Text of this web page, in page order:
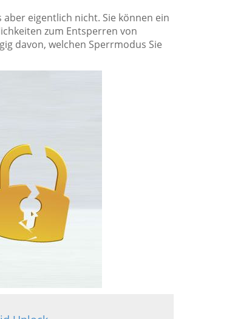
eigentlich nicht. Sie können ein
zum Entsperren von
davon, welchen Sperrmodus Sie